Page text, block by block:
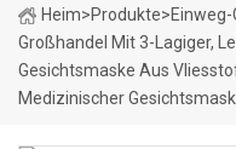
Heim>Produkte>
Großhandel Mit 3-Lagiger,
Gesichtsmaske Aus
Medizinischer